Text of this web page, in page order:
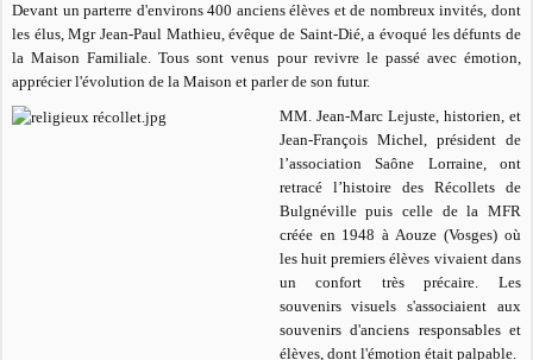
Devant un parterre d'environs 400 anciens élèves et de nombreux invités, dont
les élus, Mgr Jean-Paul Mathieu, évêque de Saint-Dié, a évoqué les défunts de
la Maison Familiale. Tous sont venus pour revivre le passé avec émotion,
apprécier l'évolution de la Maison et parler de son futur.
MM. Jean-Marc Lejuste, historien, et
Jean-François Michel, président de
l’associationSaône Lorraine, ont
retracé l’histoire des Récollets de
Bulgnéville puis celle de la MFR
créée en 1948 à Aouze (Vosges) où
les huit premiers élèves vivaient dans
un confort très précaire. Les
souvenirs visuels s'associaient aux
souvenirs d'anciens responsables et
élèves, dont l'émotion était palpable.